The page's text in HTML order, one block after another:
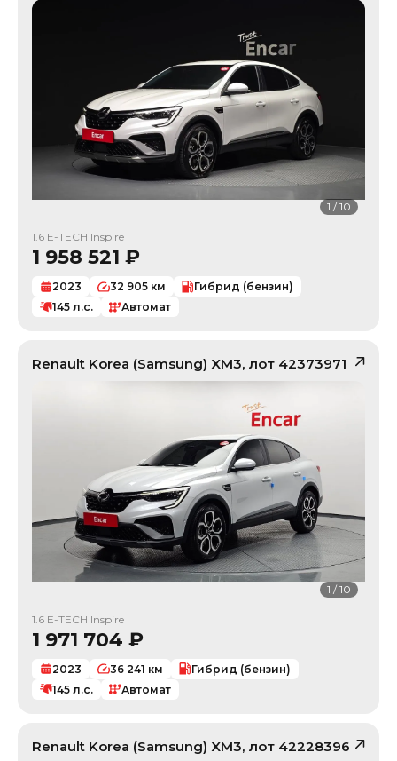
1 /10
1.6 E-TECH Inspire
1 958 521 ₽
2023 32 905 км
Гибрид (бензин)
145 л.с. Автомат
Renault Korea (Samsung) XM3, лот 42373971
1 /10
1.6 E-TECH Inspire
1 971 704 ₽
2023 36 241 км
Гибрид (бензин)
145 л.с. Автомат
Renault Korea (Samsung) XM3, лот 42228396